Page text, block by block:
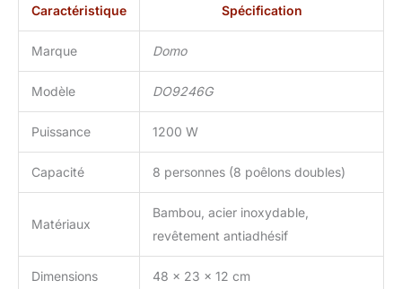
Caractéristique Spécification
Marque Domo
Modèle DO9246G
Puissance 1200 W
Capacité 8 personnes (8 poêlons doubles)
Matériaux
Bambou, acier inoxydable,
revêtement antiadhésif
Dimensions 48 x 23 x 12 cm